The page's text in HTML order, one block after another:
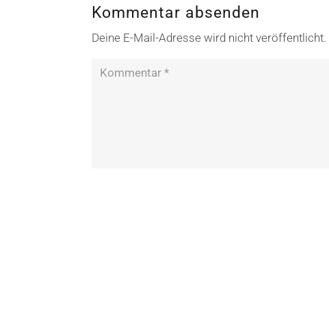
Kommentar absenden
Deine E-Mail-Adresse wird nicht veröffentlicht.